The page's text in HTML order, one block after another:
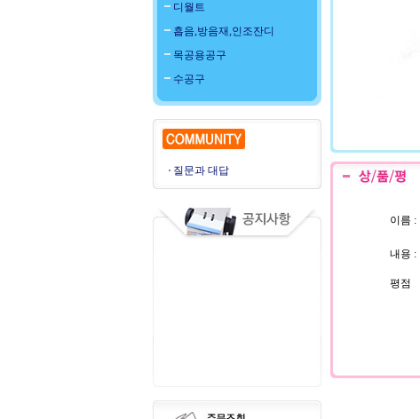
디월트
흡음,방음재,인조잔디
목공용공구
수공구
질문과 대답
이름 :
내용 :
평점